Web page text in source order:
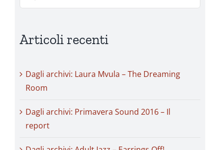
Articoli recenti
Dagli archivi: Laura Mvula – The Dreaming
Room
Dagli archivi: Primavera Sound 2016 – Il
report